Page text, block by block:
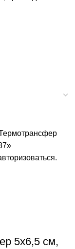
.
5х6,5 см,